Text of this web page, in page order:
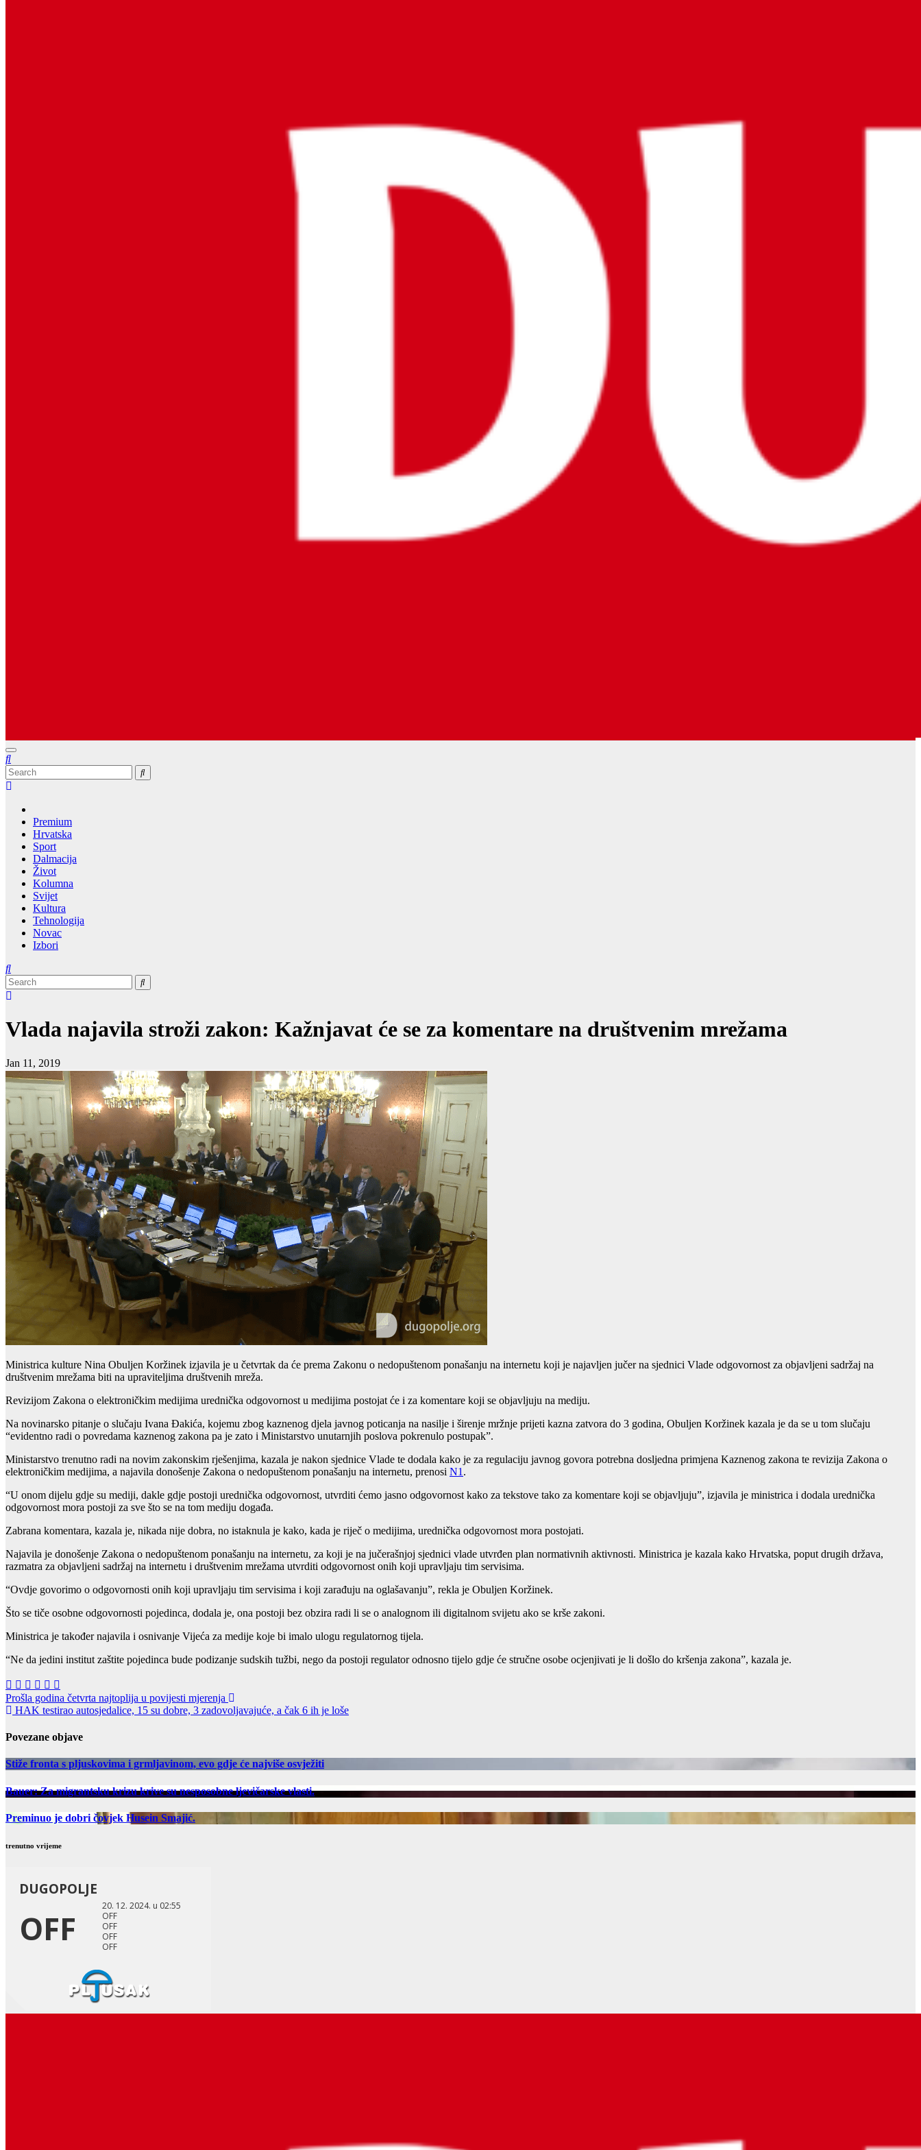
Dugopolje Portal
Najnovije vijesti Hrvatske, Dalmacije i Svijeta
Premium
Hrvatska
Sport
Dalmacija
Život
Kolumna
Svijet
Kultura
Tehnologija
Novac
Izbori
Vlada najavila stroži zakon: Kažnjavat će se za komentare na društvenim mrežama
Jan 11, 2019
Ministrica kulture Nina Obuljen Koržinek izjavila je u četvrtak da će prema Zakonu o nedopuštenom ponašanju na internetu koji je najavljen jučer na sjednici Vlade odgovornost za objavljeni sadržaj na
društvenim mrežama biti na upraviteljima društvenih mreža.
Revizijom Zakona o elektroničkim medijima urednička odgovornost u medijima postojat će i za komentare koji se objavljuju na mediju.
Na novinarsko pitanje o slučaju Ivana Đakića, kojemu zbog kaznenog djela javnog poticanja na nasilje i širenje mržnje prijeti kazna zatvora do 3 godina, Obuljen Koržinek kazala je da se u tom slučaju
“evidentno radi o povredama kaznenog zakona pa je zato i Ministarstvo unutarnjih poslova pokrenulo postupak”.
Ministarstvo trenutno radi na novim zakonskim rješenjima, kazala je nakon sjednice Vlade te dodala kako je za regulaciju javnog govora potrebna dosljedna primjena Kaznenog zakona te revizija Zakona o
elektroničkim medijima, a najavila donošenje Zakona o nedopuštenom ponašanju na internetu, prenosi N1 .
“U onom dijelu gdje su mediji, dakle gdje postoji urednička odgovornost, utvrditi ćemo jasno odgovornost kako za tekstove tako za komentare koji se objavljuju”, izjavila je ministrica i dodala urednička
odgovornost mora postoji za sve što se na tom mediju događa.
Zabrana komentara, kazala je, nikada nije dobra, no istaknula je kako, kada je riječ o medijima, urednička odgovornost mora postojati.
Najavila je donošenje Zakona o nedopuštenom ponašanju na internetu, za koji je na jučerašnjoj sjednici vlade utvrđen plan normativnih aktivnosti. Ministrica je kazala kako Hrvatska, poput drugih država,
razmatra za objavljeni sadržaj na internetu i društvenim mrežama utvrditi odgovornost onih koji upravljaju tim servisima.
“Ovdje govorimo o odgovornosti onih koji upravljaju tim servisima i koji zarađuju na oglašavanju”, rekla je Obuljen Koržinek.
Što se tiče osobne odgovornosti pojedinca, dodala je, ona postoji bez obzira radi li se o analognom ili digitalnom svijetu ako se krše zakoni.
Ministrica je također najavila i osnivanje Vijeća za medije koje bi imalo ulogu regulatornog tijela.
“Ne da jedini institut zaštite pojedinca bude podizanje sudskih tužbi, nego da postoji regulator odnosno tijelo gdje će stručne osobe ocjenjivati je li došlo do kršenja zakona”, kazala je.
Post
navigation
Prošla godina četvrta najtoplija u povijesti mjerenja
HAK testirao autosjedalice, 15 su dobre, 3 zadovoljavajuće, a čak 6 ih je loše
Povezane objave
Stiže fronta s pljuskovima i grmljavinom, evo gdje će najviše osvježiti
Bauer: Za migrantsku krizu krive su nesposobne ljevičarske vlasti.
Preminuo je dobri čovjek Husein Smajić.
trenutno vrijeme